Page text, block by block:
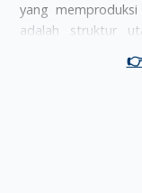
yang
adalah struktur
pendek.